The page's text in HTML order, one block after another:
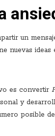
un
nuevas ideas
es convertir
y
posible